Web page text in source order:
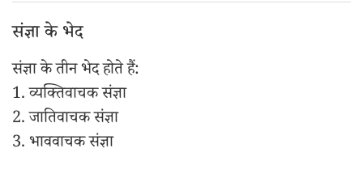
संज्ञा के भेद
संज्ञा के तीन भेद होते हैं:
1. व्यक्तिवाचक संज्ञा
2. जातिवाचक संज्ञा
3. भाववाचक संज्ञा